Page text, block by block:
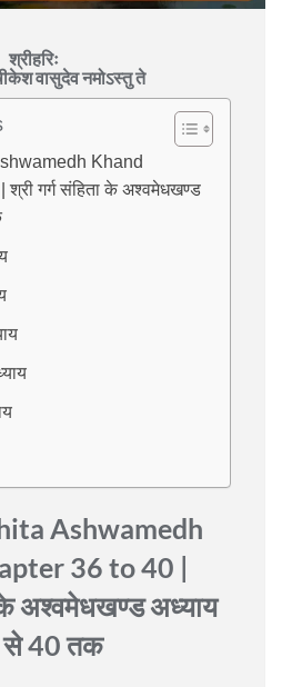
श्रीहरिः
वासुदेव नमोऽस्तु ते
Khand
गर्ग संहिता के अश्वमेधखण्ड
Ashwamedh
36 to 40 |
के अश्वमेधखण्ड अध्याय
40 तक